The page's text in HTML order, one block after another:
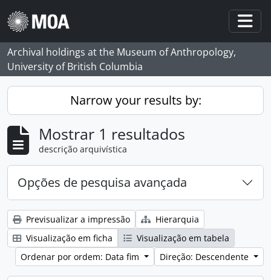
Skip to main content
Archival holdings at the Museum of Anthropology,
University of British Columbia
Narrow your results by:
Mostrar 1 resultados
descrição arquivística
Opções de pesquisa avançada
Previsualizar a impressão
Hierarquia
Visualização em ficha
Visualização em tabela
Ordenar por ordem: Data fim
Direção: Descendente